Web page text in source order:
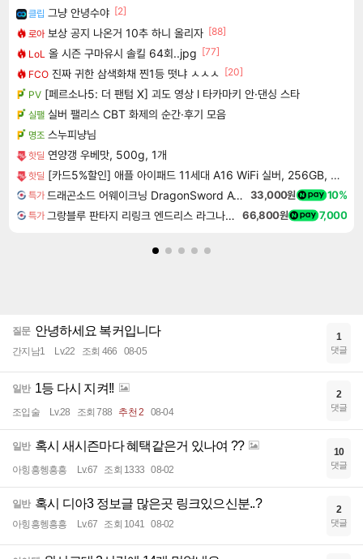
클립 그냥 안녕수야 [2]
로아 보상 공지 나온거 10추 하니 올리자 [88]
LoL 올 시즌 구마유시 솔킬 64회..jpg [77]
FCO 진짜 귀한 삼색화채 찐1등 떳냐 ㅅㅅㅅ [20]
PV [페르소나5: 더 팬텀 X] 괴도 영상 l 타카마키 안·댄싱 스타
실팰 실버 팰리스 CBT 화제의 순간·후기 모음
명조 스누피냥님
핫딜 연양갱 우베맛, 500g, 1개
핫딜 [카드5%할인] 애플 아이패드 11세대 A16 WiFi 실버, 256GB, WiFi전용
특가 드래곤소드 어웨이크닝 DragonSword Awakening 33,000원 10%
특가 그랑블루 판타지 리링크 엔드리스 라그나로크 Granblue Fantasy Relink Endless Ragnarok 66,800원 7,000
질문 안녕하세요 복커입니다
간지남1 Lv.22 조회 466 08-05
1
댓글
일반 1등 다시 지켜!!
조입술 Lv.28 조회 788 추천 2 08-04
2
댓글
일반 혹시 새시즌마다 혜택같은거 있나여 ??
아힝흥헹흥흥 Lv.67 조회 1333 08-02
10
댓글
일반 혹시 디아3 정보글 많은곳 링크있으신분..?
아힝흥헹흥흥 Lv.67 조회 1041 08-02
2
댓글